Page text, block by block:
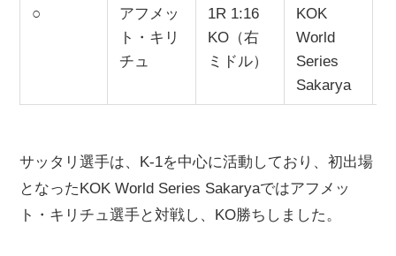
○
アフメッ
ト・キリ
チュ
1R 1:16
KO（右
ミドル）
KOK
World
Series
Sakarya
サッタリ選手は、K-1を中心に活動しており、初出場
となったKOK World Series Sakaryaではアフメッ
ト・キリチュ選手と対戦し、KO勝ちしました。